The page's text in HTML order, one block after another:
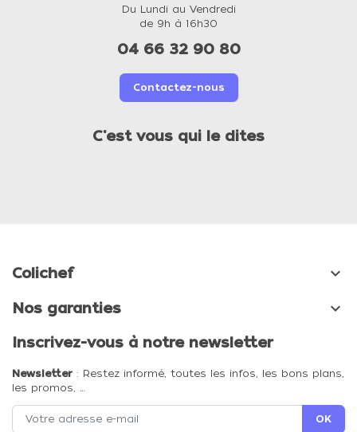
Du Lundi au Vendredi
de 9h à 16h30
04 66 32 90 80
Contactez-nous
C'est vous qui le dites
Colichef 
Nos garanties 
Inscrivez-vous à notre newsletter
Newsletter : Restez informé, toutes les infos, les bons plans,
les promos, …